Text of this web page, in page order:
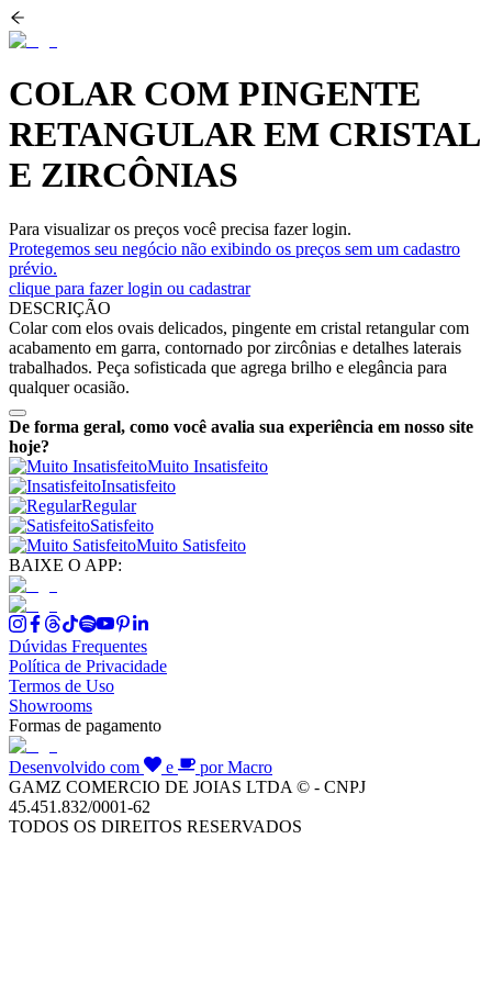
COLAR COM PINGENTE
RETANGULAR EM CRISTAL
E ZIRCÔNIAS
Para visualizar os preços você precisa fazer login.
Protegemos seu negócio não exibindo os preços sem um cadastro
prévio.
clique para fazer login ou cadastrar
DESCRIÇÃO
Colar com elos ovais delicados, pingente em cristal retangular com
acabamento em garra, contornado por zircônias e detalhes laterais
trabalhados. Peça sofisticada que agrega brilho e elegância para
qualquer ocasião.
De forma geral, como você avalia sua experiência em nosso site
hoje?
Muito Insatisfeito
Insatisfeito
Regular
Satisfeito
Muito Satisfeito
BAIXE O APP:
Dúvidas Frequentes
Política de Privacidade
Termos de Uso
Showrooms
Formas de pagamento
Desenvolvido com e
por Macro
GAMZ COMERCIO DE JOIAS LTDA © - CNPJ
45.451.832/0001-62
TODOS OS DIREITOS RESERVADOS